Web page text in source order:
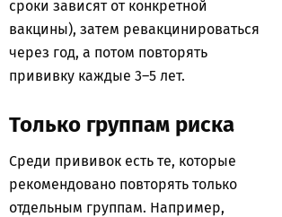
сроки зависят от конкретной
вакцины), затем ревакцинироваться
через год, а потом повторять
прививку каждые 3–5 лет.
Только группам риска
Среди прививок есть те, которые
рекомендовано повторять только
отдельным группам. Например,